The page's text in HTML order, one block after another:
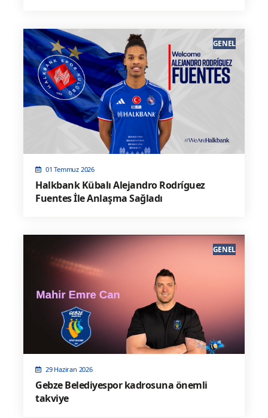
01 Temmuz 2026
Halkbank Kübalı Alejandro Rodríguez
Fuentes İle Anlaşma Sağladı
GENEL
29 Haziran 2026
Gebze Belediyespor kadrosuna önemli
takviye
GENEL